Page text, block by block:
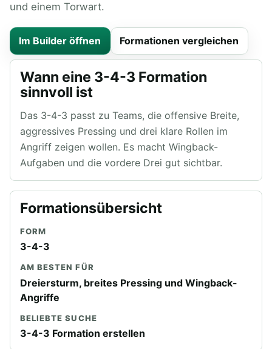
und einem Torwart.
Im Builder öffnen Formationen vergleichen
Wann eine 3-4-3 Formation
sinnvoll ist
Das 3-4-3 passt zu Teams, die offensive Breite,
aggressives Pressing und drei klare Rollen im
Angriff zeigen wollen. Es macht Wingback-
Aufgaben und die vordere Drei gut sichtbar.
Formationsübersicht
FORM
3-4-3
AM BESTEN FÜR
Dreiersturm, breites Pressing und Wingback-
Angriffe
BELIEBTE SUCHE
3-4-3 Formation erstellen